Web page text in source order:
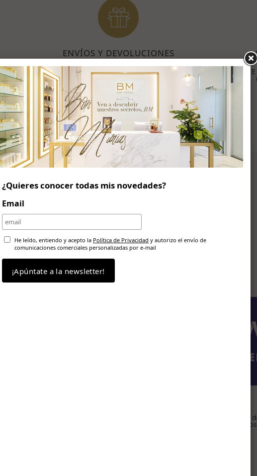
ENVÍOS Y DEVOLUCIONES
INFORMACIÓN SOBRE PLAZOS DE ENTREGA,
COSTES DEL ENVÍO Y DEVOLUCIONES
+
, situado en Gijón, ha sido distinguido con el galardón al "Mejor Centro
International Barcelona 2026, considerados por el sector como "Los